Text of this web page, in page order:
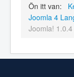
Ön itt van:
Joomla 4
Joomla!